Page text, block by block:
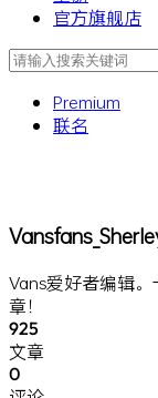
官方旗舰店
Premium
联名
Vans爱好者编辑
章！
925
文章
0